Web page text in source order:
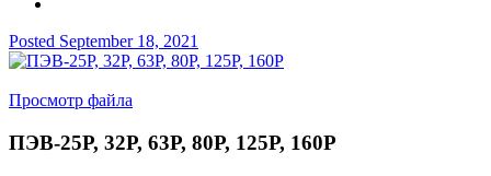
Posted September 18, 2021
Просмотр файла
ПЭВ-25Р, 32Р, 63Р, 80Р, 125Р, 160Р